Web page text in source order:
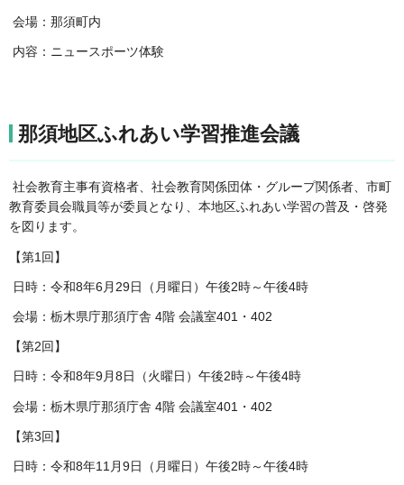
会場：那須町内
内容：ニュースポーツ体験
那須地区ふれあい学習推進会議
社会教育主事有資格者、社会教育関係団体・グループ関係者、市町
教育委員会職員等が委員となり、本地区ふれあい学習の普及・啓発
を図ります。
【第1回】
日時：令和8年6月29日（月曜日）午後2時～午後4時
会場：栃木県庁那須庁舎 4階 会議室401・402
【第2回】
日時：令和8年9月8日（火曜日）午後2時～午後4時
会場：栃木県庁那須庁舎 4階 会議室401・402
【第3回】
日時：令和8年11月9日（月曜日）午後2時～午後4時